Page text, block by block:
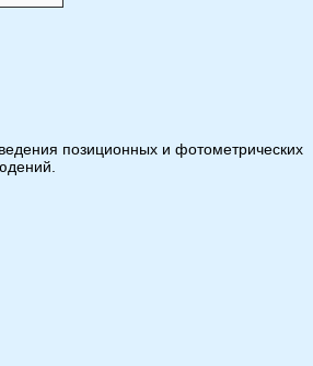
позиционных и фотометрических